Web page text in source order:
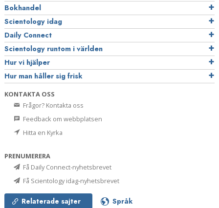
Bokhandel
Scientology idag
Daily Connect
Scientology runtom i världen
Hur vi hjälper
Hur man håller sig frisk
KONTAKTA OSS
Frågor? Kontakta oss
Feedback om webbplatsen
Hitta en Kyrka
PRENUMERERA
Få Daily Connect-nyhetsbrevet
Få Scientology idag-nyhetsbrevet
Relaterade sajter Språk